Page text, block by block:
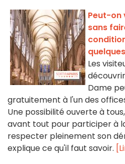
Peut-on
sans
Les
Dame
gratuitement à l'un des
Une possibilité ouverte à
avant tout pour participer à
respecter pleinement son
explique ce qu'il faut savoir.